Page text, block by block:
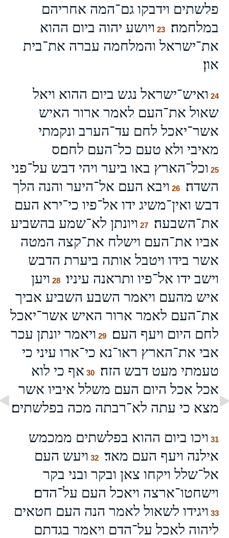
פלשתים וידבקו גם־המה אחריהם
במלחמה׃
23 ויושע יהוה ביום ההוא
את־ישראל והמלחמה עברה את־בית
און׃
24 ואיש־ישראל נגש ביום ההוא ויאל
שאול את־העם לאמר ארור האיש
אשר־יאכל לחם עד־הערב ונקמתי
מאיבי ולא טעם כל־העם לחם׃ס
25 וכל־הארץ באו ביער ויהי דבש על־פני
השדה׃
26 ויבא העם אל־היער והנה הלך
דבש ואין־משיג ידו אל־פיו כי־ירא העם
את־השבעה׃
27 ויונתן לא־שמע בהשביע
אביו את־העם וישלח את־קצה המטה
אשר בידו ויטבל אותה ביערת הדבש
וישב ידו אל־פיו ותראנה עיניו׃
28 ויען
איש מהעם ויאמר השבע השביע אביך
את־העם לאמר ארור האיש אשר־יאכל
לחם היום ויעף העם׃
29 ויאמר יונתן עכר
אבי את־הארץ ראו־נא כי־ארו עיני כי
טעמתי מעט דבש הזה׃
30 אף כי לוא
אכל אכל היום העם משלל איביו אשר
מצא כי עתה לא־רבתה מכה בפלשתים׃
31 ויכו ביום ההוא בפלשתים ממכמש
אילנה ויעף העם מאד׃
32 ויעש העם
אל־שלל ויקחו צאן ובקר ובני בקר
וישחטו־ארצה ויאכל העם על־הדם׃
33 ויגידו לשאול לאמר הנה העם חטאים
ליהוה לאכל על־הדם ויאמר בגדתם